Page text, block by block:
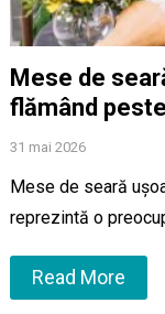
Mese de
flămând
31 mai 2026
Mese de seară
reprezintă o
Read More